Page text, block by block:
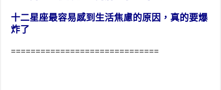
十二星座最容易感到生活焦慮的原因，真的要爆
炸了
==============================